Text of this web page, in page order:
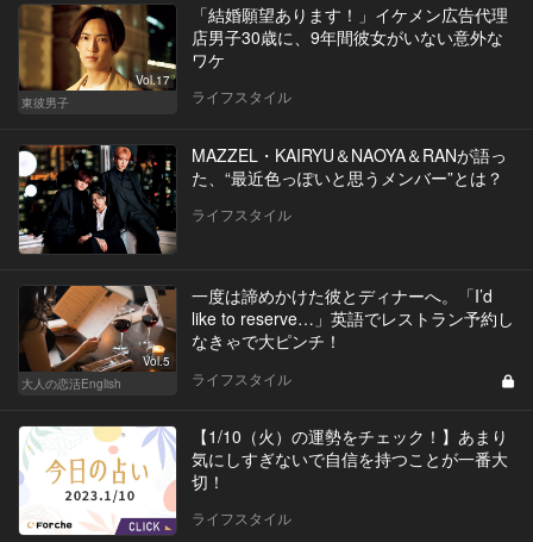
Vol.17
東彼男子
「結婚願望あります！」イケメン広告代理
店男子30歳に、9年間彼女がいない意外な
ワケ
ライフスタイル
MAZZEL・KAIRYU＆NAOYA＆RANが語っ
た、“最近色っぽいと思うメンバー”とは？
ライフスタイル
Vol.5
大人の恋活English
一度は諦めかけた彼とディナーへ。「I’d
like to reserve…」英語でレストラン予約し
なきゃで大ピンチ！
ライフスタイル
【1/10（火）の運勢をチェック！】あまり
気にしすぎないで自信を持つことが一番大
切！
ライフスタイル